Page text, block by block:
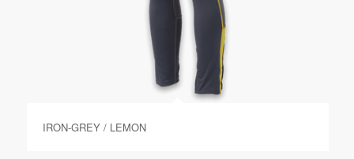
IRON-GREY / LEMON